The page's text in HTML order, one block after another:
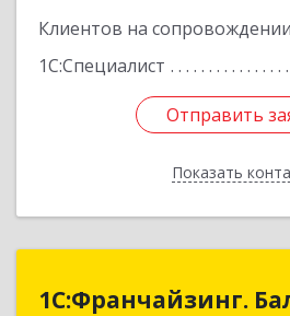
Клиентов на сопровождении
1С:Специалист
Отправить
Показать
Отправить
Назад
1С:Франчайзинг.